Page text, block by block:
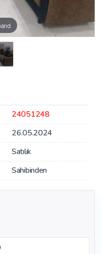
24051248
26.05.2024
Satılık
Sahibinden